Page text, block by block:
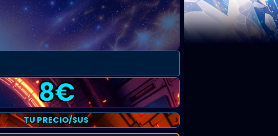
8€
TU PRECIO/SUS